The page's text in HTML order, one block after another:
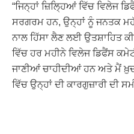
“ਜਿਨ੍ਹਾਂ ਜ਼ਿਲ੍ਹਿਆਂ ਵਿੱਚ ਵਿਲੇਜ
ਸਰਗਰਮ ਹਨ, ਉਨ੍ਹਾਂ ਨੂੰ ਜਨਤਕ
ਨਾਲ ਹਿੱਸਾ ਲੈਣ ਲਈ ਉਤਸ਼ਾਹਿਤ
ਵਿੱਚ ਹਰ ਮਹੀਨੇ ਵਿਲੇਜ ਡਿਫੈਂਸ
ਜਾਣੀਆਂ ਚਾਹੀਦੀਆਂ ਹਨ ਅਤੇ ਮੈਂ ਖ਼ੁਦ
ਵਿੱਚ ਉਨ੍ਹਾਂ ਦੀ ਕਾਰਗੁਜ਼ਾਰੀ ਦੀ